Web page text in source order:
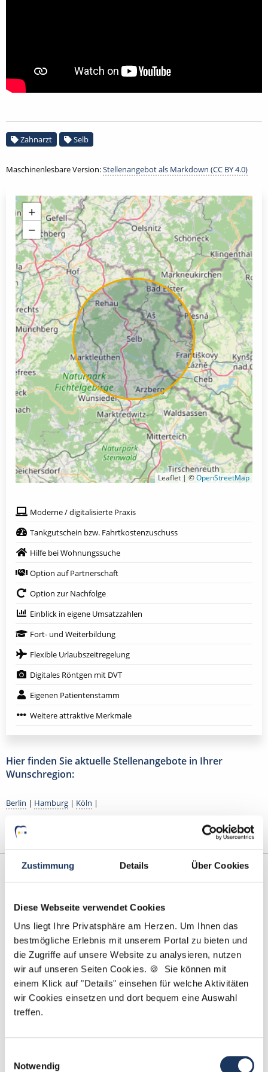
Zustimmung Details Über Cookies
Diese Webseite verwendet Cookies
Uns liegt Ihre Privatsphäre am Herzen. Um Ihnen das
bestmögliche Erlebnis mit unserem Portal zu bieten und
die Zugriffe auf unsere Website zu analysieren, nutzen
wir auf unseren Seiten Cookies. 🍪 Sie können mit
einem Klick auf "Details" einsehen für welche Aktivitäten
wir Cookies einsetzen und dort bequem eine Auswahl
treffen.
Notwendig
Zahnarzt Selb
Maschinenlesbare Version:Stellenangebot als Markdown (CC BY 4.0)
+
−
Leaflet | ©OpenStreetMap
Moderne / digitalisierte Praxis
Tankgutschein bzw. Fahrtkostenzuschuss
Hilfe bei Wohnungssuche
Option auf Partnerschaft
Option zur Nachfolge
Einblick in eigene Umsatzzahlen
Fort- und Weiterbildung
Flexible Urlaubszeitregelung
Digitales Röntgen mit DVT
Eigenen Patientenstamm
Weitere attraktive Merkmale
Hier finden Sie aktuelle Stellenangebote in Ihrer
Wunschregion:
Berlin | Hamburg | Köln |
Robert Braun
Ansprechpartner
Traumstelle in Ihrer Wunschregion. Bei Fragen zu
Verfügung.